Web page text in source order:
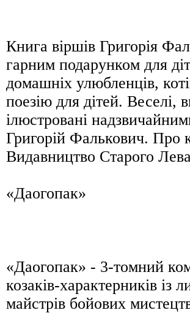
Книга віршів Григорія
гарним подарунком для
домашніх улюбленців,
поезію для дітей. Веселі,
ілюстровані
Григорій Фалькович. Про
Видавництво Старого
«Даогопак»
«Даогопак» - 3-томний
козаків-характерників із
майстрів бойових